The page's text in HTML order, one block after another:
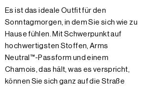
Es ist das ideale Outfit für den
Sonntagmorgen, in dem Sie sich wie zu
Hause fühlen. Mit Schwerpunkt auf
hochwertigsten Stoffen, Arms
Neutral™-Passform und einem
Chamois, das hält, was es verspricht,
können Sie sich ganz auf die Straße